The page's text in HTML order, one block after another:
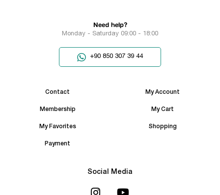
Need help?
Monday - Saturday 09:00 - 18:00
+90 850 307 39 44
Contact My Account
Membership My Cart
My Favorites Shopping
Payment
Social Media